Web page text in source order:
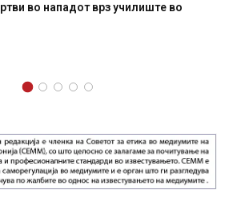
во нападот врз училиште во